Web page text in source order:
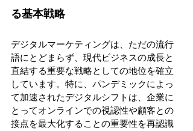
る基本戦略
デジタルマーケティングは、ただの流行
語にとどまらず、現代ビジネスの成長と
直結する重要な戦略としての地位を確立
しています。特に、パンデミックによっ
て加速されたデジタルシフトは、企業に
とってオンラインでの視認性や顧客との
接点を最大化することの重要性を再認識